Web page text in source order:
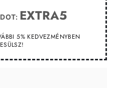
EXTRA5
5% KEDVEZMÉNYBEN